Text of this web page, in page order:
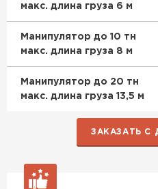
макс. длина груза 6 м
Манипулятор до 10 тн
макс. длина груза 8 м
Манипулятор до 20 тн
макс. длина груза 13,5 м
ЗАКАЗАТЬ С